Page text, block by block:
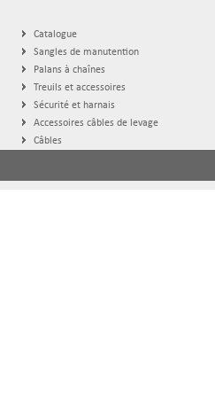
Catalogue
Sangles de manutention
Palans à chaînes
Treuils et accessoires
Sécurité et harnais
Accessoires câbles de levage
Câbles